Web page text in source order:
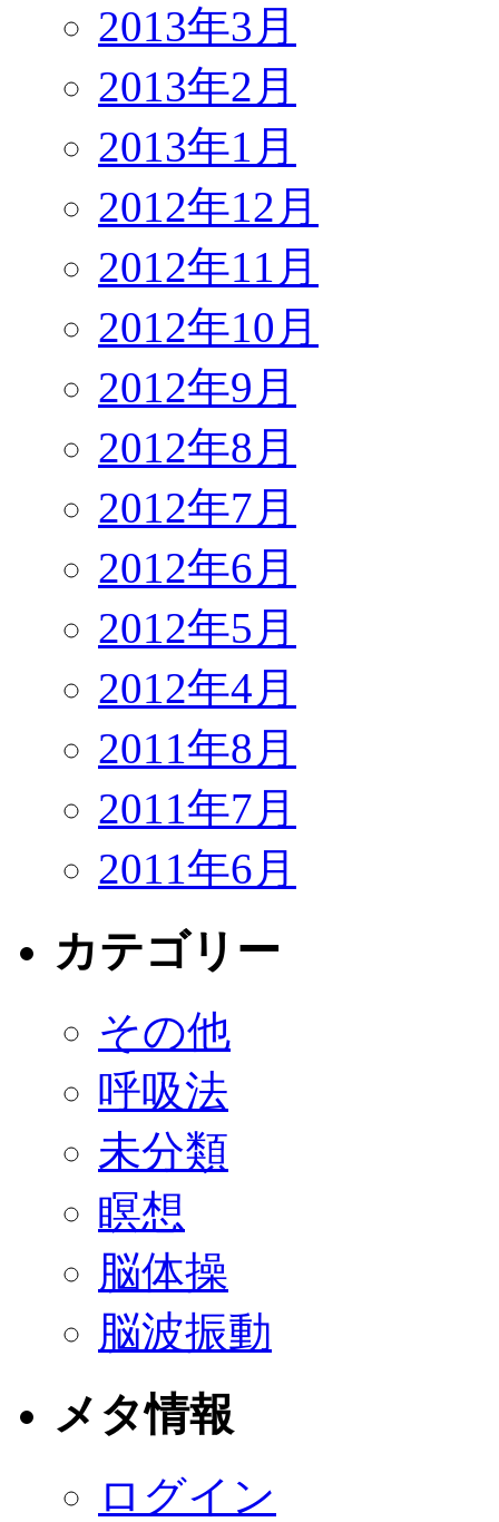
2013年3月
2013年2月
2013年1月
2012年12月
2012年11月
2012年10月
2012年9月
2012年8月
2012年7月
2012年6月
2012年5月
2012年4月
2011年8月
2011年7月
2011年6月
カテゴリー
その他
呼吸法
未分類
瞑想
脳体操
脳波振動
メタ情報
ログイン